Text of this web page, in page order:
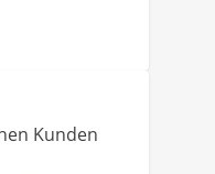
Kunden